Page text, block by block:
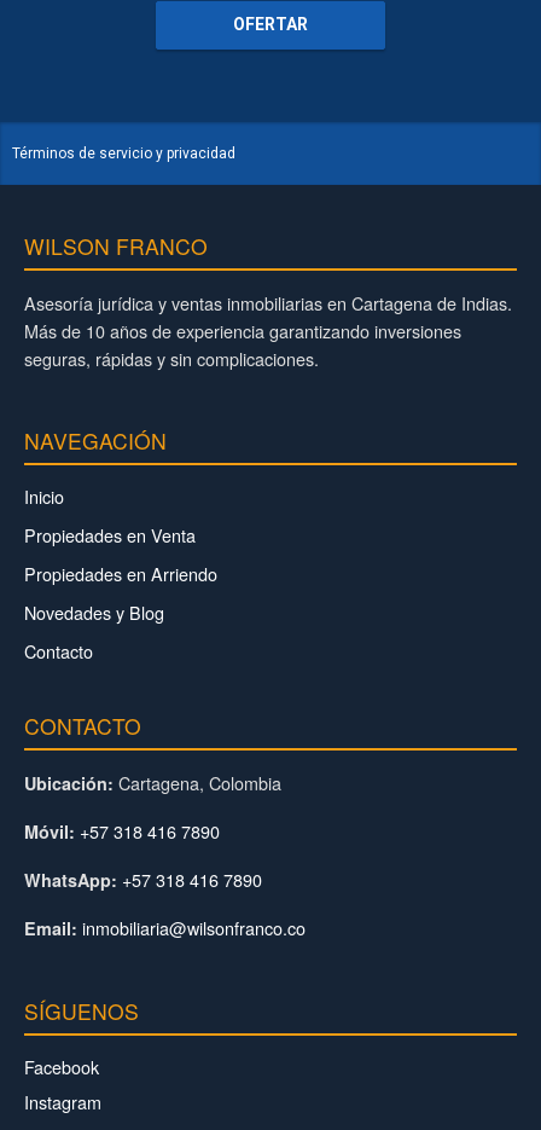
OFERTAR
Términos de servicio y privacidad
WILSON FRANCO
Asesoría jurídica y ventas inmobiliarias en Cartagena de Indias.
Más de 10 años de experiencia garantizando inversiones
seguras, rápidas y sin complicaciones.
NAVEGACIÓN
Inicio
Propiedades en Venta
Propiedades en Arriendo
Novedades y Blog
Contacto
CONTACTO
Ubicación: Cartagena, Colombia
Móvil: +57 318 416 7890
WhatsApp: +57 318 416 7890
Email: inmobiliaria@wilsonfranco.co
SÍGUENOS
Facebook
Instagram